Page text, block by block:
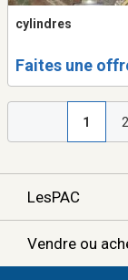
cylindres
Faites une
1 2
LesPAC
Vendre ou